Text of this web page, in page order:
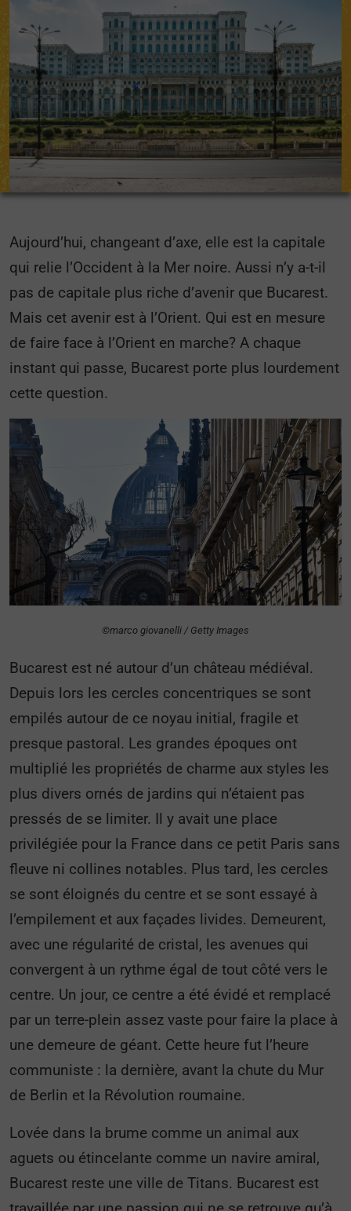
Aujourd’hui, changeant d’axe, elle est la capitale
qui relie l’Occident à la Mer noire. Aussi n’y a-t-il
pas de capitale plus riche d’avenir que Bucarest.
Mais cet avenir est à l’Orient. Qui est en mesure
de faire face à l’Orient en marche? A chaque
instant qui passe, Bucarest porte plus lourdement
cette question.
©marco giovanelli / Getty Images
Bucarest est né autour d’un château médiéval.
Depuis lors les cercles concentriques se sont
empilés autour de ce noyau initial, fragile et
presque pastoral. Les grandes époques ont
multiplié les propriétés de charme aux styles les
plus divers ornés de jardins qui n’étaient pas
pressés de se limiter. Il y avait une place
privilégiée pour la France dans ce petit Paris sans
fleuve ni collines notables. Plus tard, les cercles
se sont éloignés du centre et se sont essayé à
l’empilement et aux façades livides. Demeurent,
avec une régularité de cristal, les avenues qui
convergent à un rythme égal de tout côté vers le
centre. Un jour, ce centre a été évidé et remplacé
par un terre-plein assez vaste pour faire la place à
une demeure de géant. Cette heure fut l’heure
communiste : la dernière, avant la chute du Mur
de Berlin et la Révolution roumaine.
Lovée dans la brume comme un animal aux
aguets ou étincelante comme un navire amiral,
Bucarest reste une ville de Titans. Bucarest est